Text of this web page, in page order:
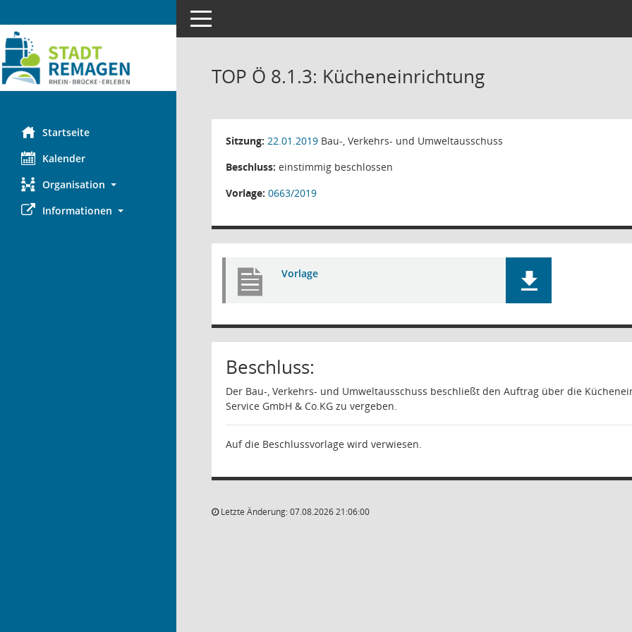
Startseite
Kalender
Organisation
Informationen
Toggle navigation
TOP Ö 8.1.3: Kücheneinrichtung
Sitzung: 22.01.2019 Bau-, Verkehrs- und Umweltausschuss
Beschluss: einstimmig beschlossen
Vorlage: 0663/2019
Vorlage
Beschluss:
Der Bau-, Verkehrs- und Umweltausschuss beschließt den Auftrag über die
Service GmbH & Co.KG zu vergeben.
Auf die Beschlussvorlage wird verwiesen.
Letzte Änderung: 07.08.2026 21:06:00